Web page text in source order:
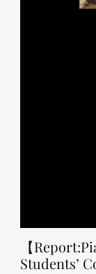
【
Students’